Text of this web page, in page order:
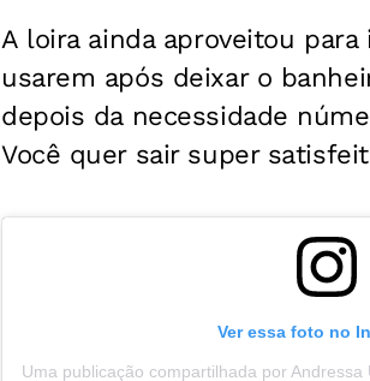
A loira ainda aproveitou para
usarem após deixar o
depois da necessidade
Você quer sair super
Ver essa foto no